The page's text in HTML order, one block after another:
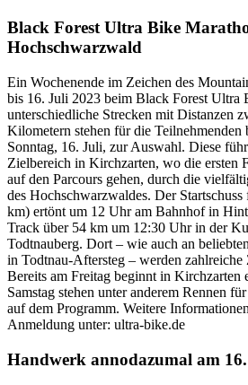
Black Forest Ultra Bike
Hochschwarzwald
Ein Wochenende im Zeichen des
bis 16. Juli 2023 beim Black Forest Ultra
unterschiedliche Strecken mit Distanzen
Kilometern stehen für die Teilnehmenden
Sonntag, 16. Juli, zur Auswahl. Diese
Zielbereich in Kirchzarten, wo die ersten
auf den Parcours gehen, durch die
des Hochschwarzwaldes. Der
km) ertönt um 12 Uhr am Bahnhof in
Track über 54 km um 12:30 Uhr in der
Todtnauberg. Dort – wie auch an
in Todtnau-Aftersteg – werden zahlreiche
Bereits am Freitag beginnt in Kirchzarten
Samstag stehen unter anderem Rennen
auf dem Programm. Weitere
Anmeldung unter: ultra-bike.de
Handwerk annodazumal am